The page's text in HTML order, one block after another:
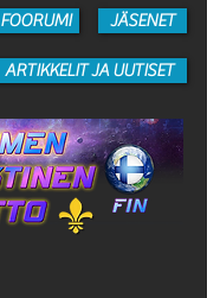
JÄSENET
FOORUMI
ARTIKKELIT JA UUTISET